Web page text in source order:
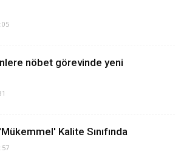
nöbet görevinde yeni
Kalite Sınıfında